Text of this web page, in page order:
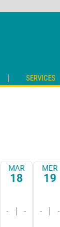
SERVICES
MAR
18
- -
MER
19
- -